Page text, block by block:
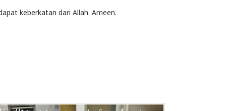
keberkatan dari Allah. Ameen.